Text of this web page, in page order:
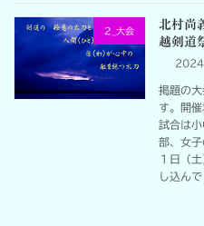
2_大会
北村尚
越剣道
掲題の
す。開
試合は
部、女子
１日（
し込ん